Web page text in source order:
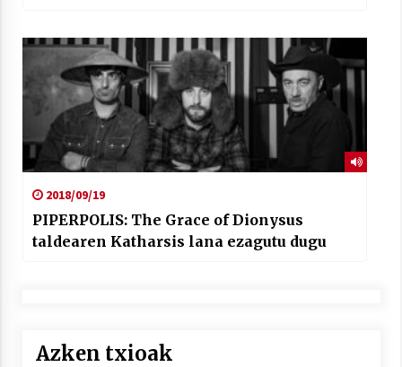
2018/09/19
PIPERPOLIS: The Grace of Dionysus
taldearen Katharsis lana ezagutu dugu
Azken txioak